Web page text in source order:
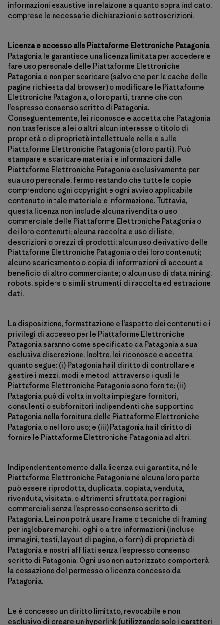
informazioni esaustive in relaizone a quanto sopra indicato,
comprese le necessarie dichiarazioni o sottoscrizioni.
Licenza e accesso alle Piattaforme Elettroniche Patagonia
Patagonia le garantisce una licenza limitata per accedere e
fare uso personale delle Piattaforme Elettroniche
Patagonia e non per scaricare (salvo che per la cache delle
pagine richiesta dal browser) o modificare le Piattaforme
Elettroniche Patagonia, o loro parti, tranne che con
l’espresso consenso scritto di Patagonia.
Conseguentemente, lei riconosce e accetta che Patagonia
non trasferisce a lei o altri alcun interesse o titolo di
proprietà o di proprietà intellettuale nelle e sulle
Piattaforme Elettroniche Patagonia (o loro parti). Può
stampare e scaricare materiali e informazioni dalle
Piattaforme Elettroniche Patagonia esclusivamente per
sua uso personale, fermo restando che tutte le copie
comprendono ogni copyright e ogni avviso applicabile
contenuto in tale materiale e informazione. Tuttavia,
questa licenza non include alcuna rivendita o uso
commerciale delle Piattaforme Elettroniche Patagonia o
dei loro contenuti; alcuna raccolta e uso di liste,
descrizioni o prezzi di prodotti; alcun uso derivativo delle
Piattaforme Elettroniche Patagonia o dei loro contenuti;
alcuno scaricamento o copia di informazioni di account a
beneficio di altro commerciante; o alcun uso di data mining,
robots, spiders o simili strumenti di raccolta ed estrazione
dati.
La disposizione, formattazione e l’aspetto dei contenuti e i
privilegi di accesso per le Piattaforme Elettroniche
Patagonia saranno come specificato da Patagonia a sua
esclusiva discrezione. Inoltre, lei riconosce e accetta
quanto segue: (i) Patagonia ha il diritto di controllare e
gestire i mezzi, modi e metodi attraverso i quali le
Piattaforme Elettroniche Patagonia sono fornite; (ii)
Patagonia può di volta in volta impiegare fornitori,
consulenti o subfornitori indipendenti che supportino
Patagonia nella fornitura delle Piattaforme Elettroniche
Patagonia o nel loro uso; e (iii) Patagonia ha il diritto di
fornire le Piattaforme Elettroniche Patagonia ad altri.
Indipendententemente dalla licenza qui garantita, né le
Piattaforme Elettroniche Patagonia né alcuna loro parte
può essere riprodotta, duplicata, copiata, venduta,
rivenduta, visitata, o altrimenti sfruttata per ragioni
commerciali senza l’espresso consenso scritto di
Patagonia. Lei non potrà usare frame o tecniche di framing
per inglobare marchi, loghi o altre informazioni (incluse
immagini, testi, layout di pagine, o form) di proprietà di
Patagonia e nostri affiliati senza l’espresso consenso
scritto di Patagonia. Ogni uso non autorizzato comporterà
la cessazione del permesso o licenza concesso da
Patagonia.
Le è concesso un diritto limitato, revocabile e non
esclusivo di creare un hyperlink (utilizzando solo i caratteri